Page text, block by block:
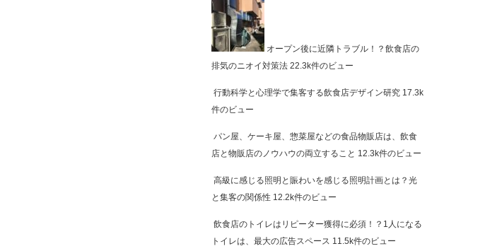
オープン後に近隣トラブル！？飲食店の
排気のニオイ対策法 22.3k件のビュー
行動科学と心理学で集客する飲食店デザイン研究 17.3k
件のビュー
パン屋、ケーキ屋、惣菜屋などの食品物販店は、飲食
店と物販店のノウハウの両立すること 12.3k件のビュー
高級に感じる照明と賑わいを感じる照明計画とは？光
と集客の関係性 12.2k件のビュー
飲食店のトイレはリピーター獲得に必須！？1人になる
トイレは、最大の広告スペース 11.5k件のビュー